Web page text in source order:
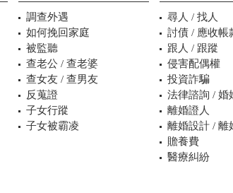
調查外遇
如何挽回家庭
被監聽
查老公 / 查老婆
查女友 / 查男友
反蒐證
子女行蹤
子女被霸凌
尋人 / 找人
討債 / 應收帳
跟人 / 跟蹤
侵害配偶權
投資詐騙
法律諮詢 / 婚
離婚證人
離婚設計 / 離
贍養費
醫療糾紛